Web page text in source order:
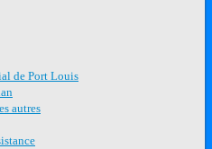
de Port Louis
autres